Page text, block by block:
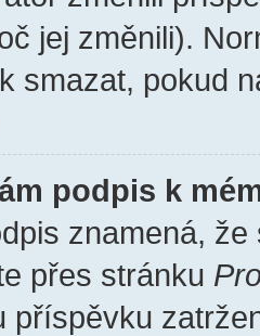
jej změnili).
smazat, pokud
podpis k
znamená,
přes stránku
příspěvku